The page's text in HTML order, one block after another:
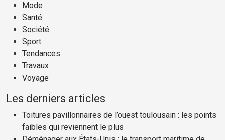
Mode
Santé
Société
Sport
Tendances
Travaux
Voyage
Les derniers articles
Toitures pavillonnaires de l’ouest toulousain : les points
faibles qui reviennent le plus